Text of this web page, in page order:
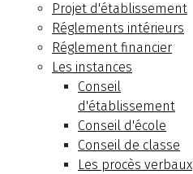
Projet d'établissement
Réglements intérieurs
Réglement financier
Les instances
Conseil
d'établissement
Conseil d'école
Conseil de classe
Les procès verbaux